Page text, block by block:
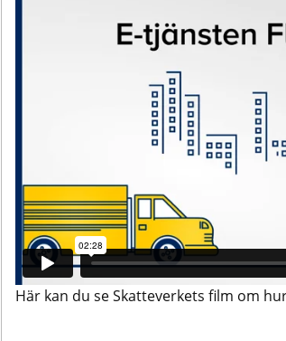
Här kan du se Skatteverkets film om